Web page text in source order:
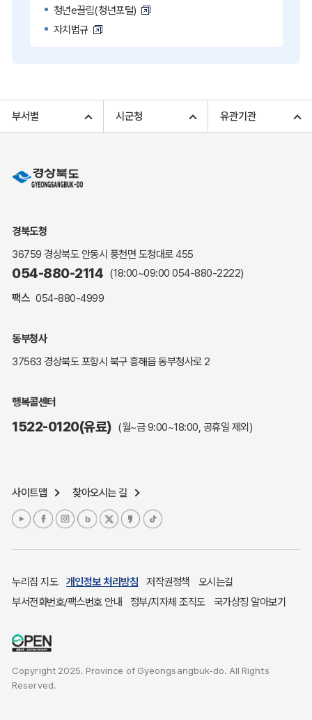
청년e끌림(청년포털)
자치법규
고향사랑기부 아너스 클럽
민원상담
민원안내
해명·설명자료
자주하는 질문
복지신문고
세입세출예산서
업무추진비 공개
주민참여예산제도
여성복지
장애인 복지시책
귀농귀촌종합지원센터
부동산중개보수 안내
부서별 시군청 유관기관
경북도청
36759 경상북도 안동시 풍천면 도청대로 455
054-880-2114 (18:00~09:00 054-880-2222)
팩스 054-880-4999
동부청사
37563 경상북도 포항시 북구 흥해읍 동부청사로 2
행복콜센터
1522-0120(유료) (월~금 9:00~18:00, 공휴일 제외)
사이트맵 찾아오시는 길
누리집 지도 개인정보 처리방침 저작권정책
오시는길
부서전화번호/팩스번호 안내
정부/지자체 조직도 국가상징 알아보기
Copyright 2025. Province of Gyeongsangbuk-do. All Rights
Reserved.